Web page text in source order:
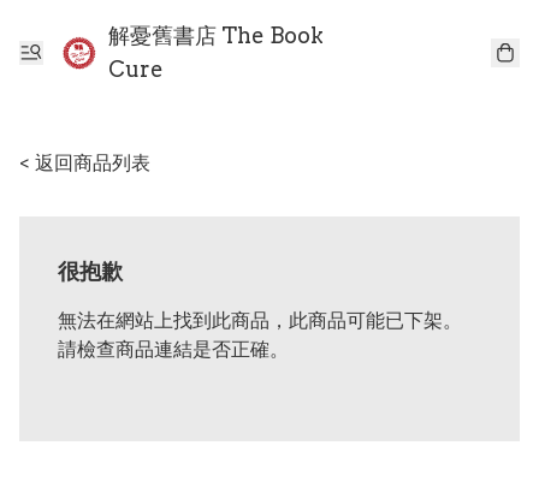
解憂舊書店 The Book
Cure
< 返回商品列表
很抱歉
無法在網站上找到此商品，此商品可能已下架。
請檢查商品連結是否正確。